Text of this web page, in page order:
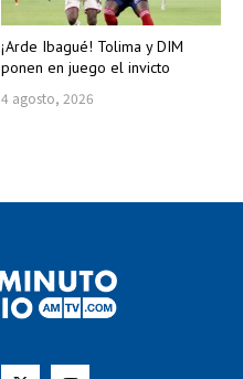
¡Arde Ibagué! Tolima y DIM
ponen en juego el invicto
4 agosto, 2026